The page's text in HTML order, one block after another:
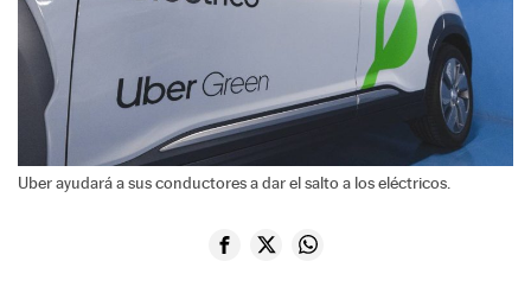
Uber ayudará a sus conductores a dar el salto a los eléctricos.